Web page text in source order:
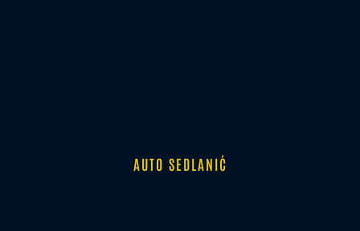
AUTO SEDLANIĆ